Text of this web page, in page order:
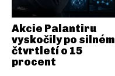
Akcie Palantiru
vyskočily po silném
čtvrtletí o 15
procent